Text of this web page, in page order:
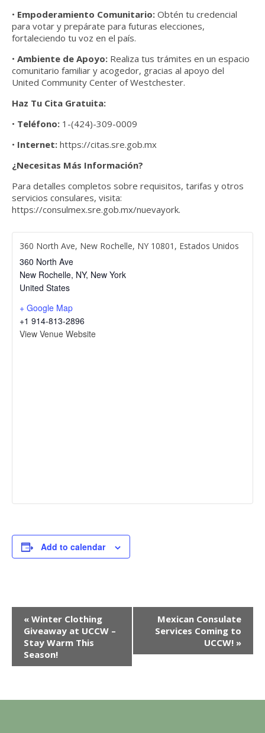
• Empoderamiento Comunitario: Obtén tu credencial
para votar y prepárate para futuras elecciones,
fortaleciendo tu voz en el país.
• Ambiente de Apoyo: Realiza tus trámites en un espacio
comunitario familiar y acogedor, gracias al apoyo del
United Community Center of Westchester.
Haz Tu Cita Gratuita:
• Teléfono: 1-(424)-309-0009
• Internet: https://citas.sre.gob.mx
¿Necesitas Más Información?
Para detalles completos sobre requisitos, tarifas y otros
servicios consulares, visita:
https://consulmex.sre.gob.mx/nuevayork.
360 North Ave, New Rochelle, NY 10801, Estados Unidos
360 North Ave
New Rochelle, NY, New York
United States
+ Google Map
+1 914-813-2896
View Venue Website
Add to calendar
n
« Winter Clothing
Giveaway at UCCW –
Stay Warm This
Season!
Mexican Consulate
Services Coming to
UCCW! »